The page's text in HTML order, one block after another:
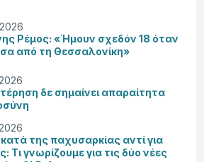
Ρέμος: «Ήμουν σχεδόν 18 όταν
από τη Θεσσαλονίκη»
δε σημαίνει απαραίτητα
της παχυσαρκίας αντί για
Τι γνωρίζουμε για τις δύο νέες